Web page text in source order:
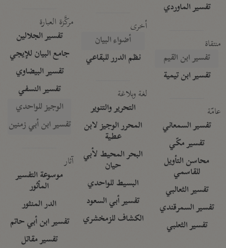
تفسير الماوردي
منتقاة
تفسير ابن القيم
تفسير ابن تيمية
عامّة
تفسير السمعاني
تفسير مكّي
محاسن التأويل
للقاسمي
تفسير الثعالبي
تفسير السمرقندي
تفسير الثعلبي
أخرى
أضواء البيان
نظم الدرر للبقاعي
لغة وبلاغة
التحرير والتنوير
المحرر الوجيز لابن
عطية
البحر المحيط لأبي
حيان
البسيط للواحدي
تفسير أبي السعود
الكشاف للزمخشري
مركَّزة العبارة
تفسير الجلالين
جامع البيان للإيجي
تفسير البيضاوي
تفسير النسفي
الوجيز للواحدي
تفسير ابن أبي زمنين
آثار
موسوعة التفسير
المأثور
الدر المنثور
تفسير ابن أبي حاتم
تفسير مقاتل